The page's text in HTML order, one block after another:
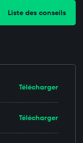
Liste des conseils
Télécharger
Télécharger